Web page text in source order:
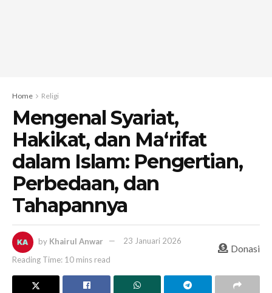
Home Religi
Mengenal Syariat,
Hakikat, dan Ma‘rifat
dalam Islam: Pengertian,
Perbedaan, dan
Tahapannya
by Khairul Anwar
23 Januari 2026
Reading Time: 10 mins read
Donasi